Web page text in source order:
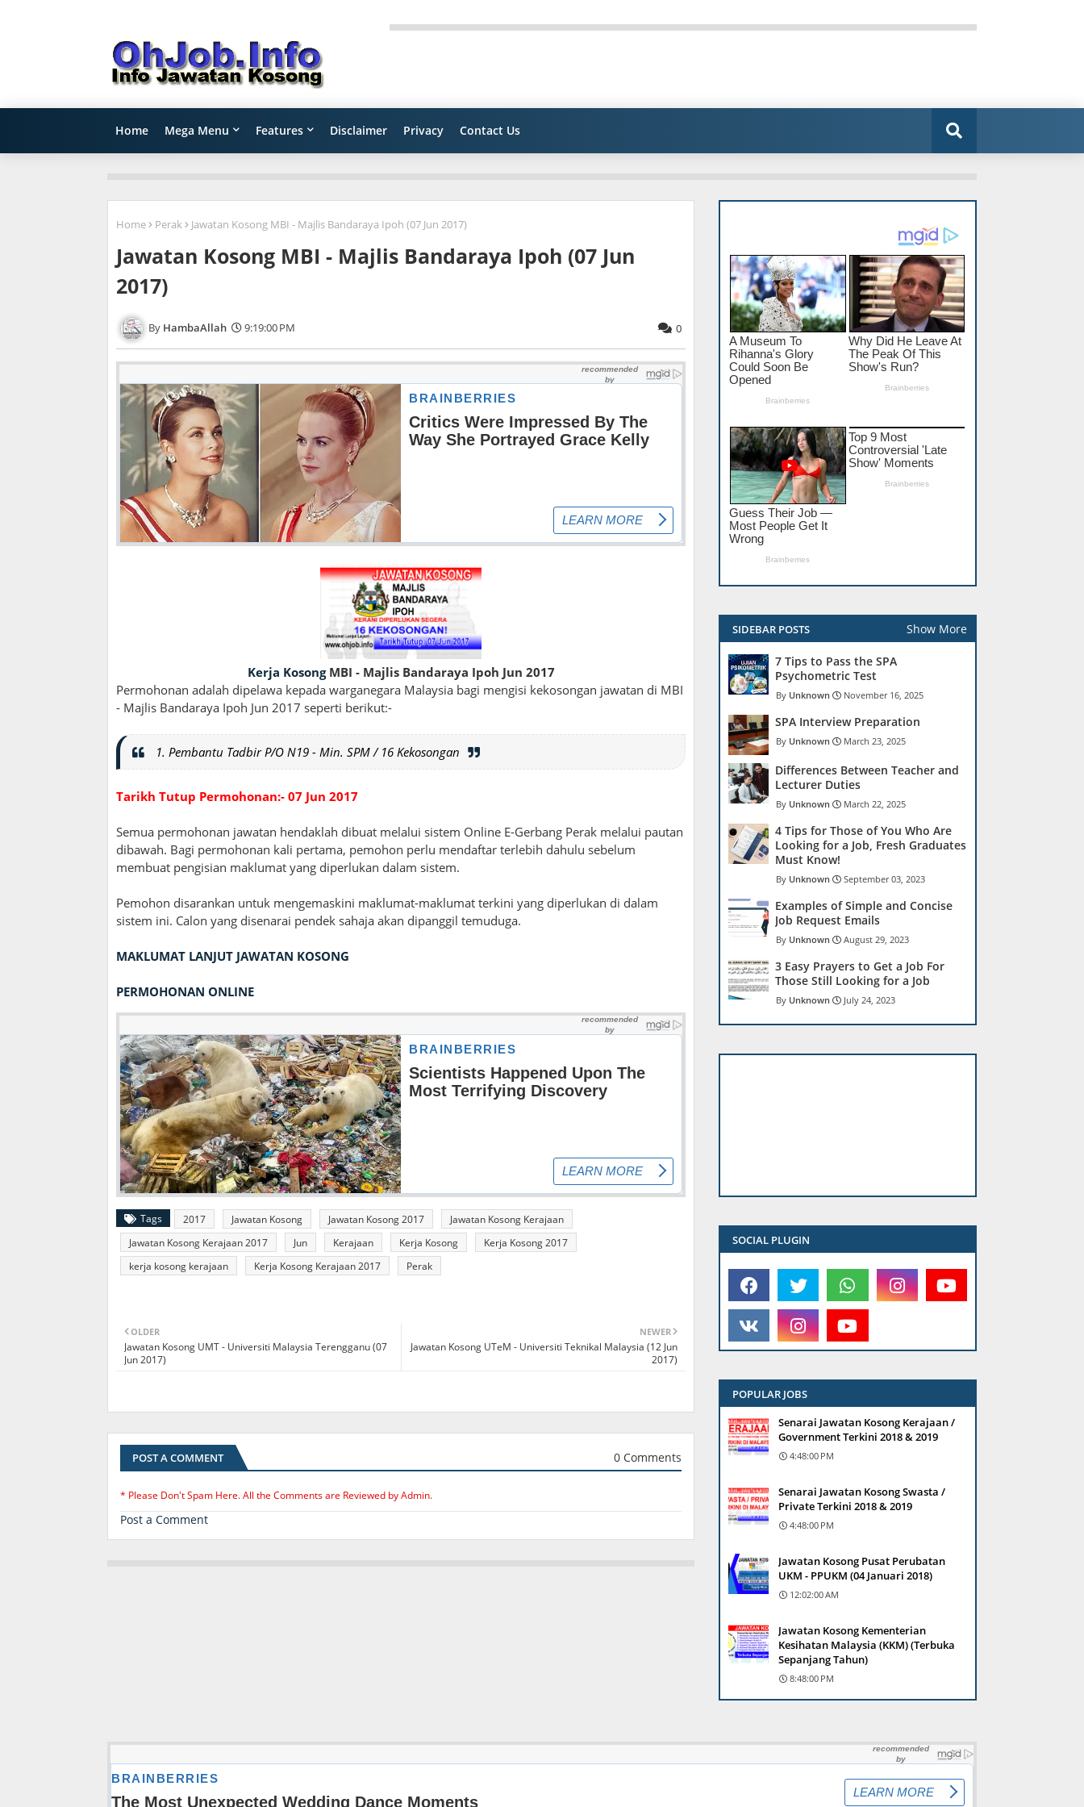
Home Mega Menu Features Disclaimer Privacy Contact Us
Home Perak Jawatan Kosong MBI - Majlis Bandaraya Ipoh (07 Jun 2017)
Jawatan Kosong MBI - Majlis Bandaraya Ipoh (07 Jun
2017)
HambaAllah 9:19:00 PM 0
Kerja KosongMBI - Majlis Bandaraya Ipoh Jun 2017
Permohonan adalah dipelawa kepada warganegara Malaysia bagi mengisi kekosongan jawatan di MBI
- Majlis Bandaraya Ipoh Jun 2017 seperti berikut:-
1. Pembantu Tadbir P/O N19 - Min. SPM / 16 Kekosongan
Tarikh Tutup Permohonan:- 07 Jun 2017
Semua permohonan jawatan hendaklah dibuat melalui sistem Online E-Gerbang Perak melalui pautan
dibawah. Bagi permohonan kali pertama, pemohon perlu mendaftar terlebih dahulu sebelum
membuat pengisian maklumat yang diperlukan dalam sistem.
Pemohon disarankan untuk mengemaskini maklumat-maklumat terkini yang diperlukan di dalam
sistem ini. Calon yang disenarai pendek sahaja akan dipanggil temuduga.
MAKLUMAT LANJUT JAWATAN KOSONG
PERMOHONAN ONLINE
Tags 2017 Jawatan Kosong Jawatan Kosong 2017
Jawatan Kosong Kerajaan
Jawatan Kosong Kerajaan 2017
Jun Kerajaan Kerja Kosong
Kerja Kosong 2017
kerja kosong kerajaan
Kerja Kosong Kerajaan 2017 Perak
NEWER
Jawatan Kosong UTeM - Universiti Teknikal Malaysia (12 Jun
2017)
OLDER
Jawatan Kosong UMT - Universiti Malaysia Terengganu (07
Jun 2017)
POST A COMMENT 0 Comments
* Please Don't Spam Here. All the Comments are Reviewed by Admin.
Post a Comment
SIDEBAR POSTS Show More
7 Tips to Pass the SPA
Psychometric Test
Unknown November 16, 2025
SPA Interview Preparation
Unknown March 23, 2025
Differences Between Teacher and
Lecturer Duties
Unknown March 22, 2025
4 Tips for Those of You Who Are
Looking for a Job, Fresh Graduates
Must Know!
Unknown September 03, 2023
Examples of Simple and Concise
Job Request Emails
Unknown August 29, 2023
3 Easy Prayers to Get a Job For
Those Still Looking for a Job
Unknown July 24, 2023
SOCIAL PLUGIN
POPULAR JOBS
Senarai Jawatan Kosong Kerajaan /
Government Terkini 2018 & 2019
4:48:00 PM
Senarai Jawatan Kosong Swasta /
Private Terkini 2018 & 2019
4:48:00 PM
Jawatan Kosong Pusat Perubatan
UKM - PPUKM (04 Januari 2018)
12:02:00 AM
Jawatan Kosong Kementerian
Kesihatan Malaysia (KKM) (Terbuka
Sepanjang Tahun)
8:48:00 PM